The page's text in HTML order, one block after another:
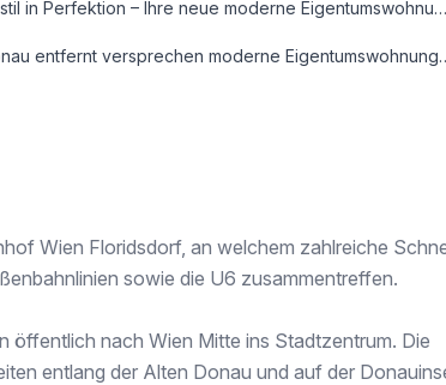
Entdecken Sie urbanen Lebensstil in Perfektion – Ihre neue moderne Eigentumswohnung in wartet auf Sie! Wohnen mit allen Annehmlichkeiten der Großstadt in ruhiger und grüner Umgebung. In 15 Minuten mit direkter öffentlicher Anbindung in das Stadtzentrum und gleichzeitig die idyllischen Donauufer genießen? Unser neuestes Wohnprojekt macht es möglich und verbindet das Beste beider Welten!
im schönen Floridsdorf. Wer seine Freizeit gerne im Grünen oder am Wasser verbringt, gelangt in Kürze zum idyllischen Ufer der Alten Donau oder zum Naherholungsgebiet Donauinsel. Diejenigen, die es in die Stadt zieht, erreichen das Zentrum Wiens dank der ausgezeichneten öffentlichen Anbindung in nur ca. 15 Minuten.
Wien Floridsdorf, an welchem zahlreiche
sowie die U6 zusammentreffen.
öffentlich nach Wien Mitte ins Stadtzentrum. Die
entlang der Alten Donau und auf der